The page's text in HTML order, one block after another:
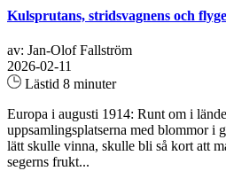
Kulsprutans, stridsvagnens och
av: Jan-Olof Fallström
2026-02-11
Lästid 8 minuter
Europa i augusti 1914: Runt om i
uppsamlingsplatserna med blommor i
lätt skulle vinna, skulle bli så kort att
segerns frukt...